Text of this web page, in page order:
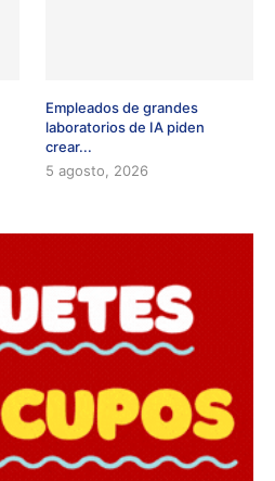
Empleados de grandes
laboratorios de IA piden
crear...
5 agosto, 2026